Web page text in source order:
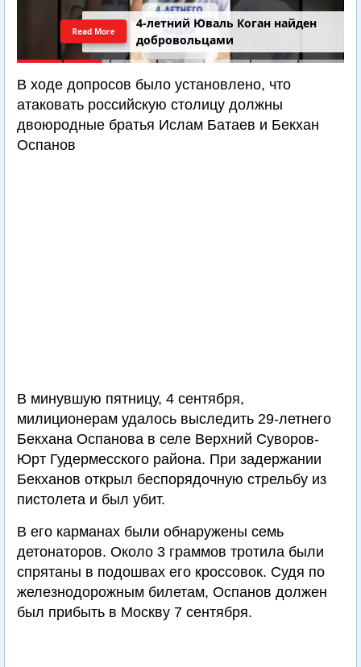
4-летний Юваль Коган найден
добровольцами
Read More
В ходе допросов было установлено, что
атаковать российскую столицу должны
двоюродные братья Ислам Батаев и Бекхан
Оспанов
В минувшую пятницу, 4 сентября,
милиционерам удалось выследить 29-летнего
Бекхана Оспанова в селе Верхний Суворов-
Юрт Гудермесского района. При задержании
Бекханов открыл беспорядочную стрельбу из
пистолета и был убит.
В его карманах были обнаружены семь
детонаторов. Около 3 граммов тротила были
спрятаны в подошвах его кроссовок. Судя по
железнодорожным билетам, Оспанов должен
был прибыть в Москву 7 сентября.